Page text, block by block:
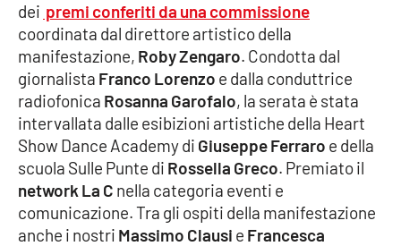
RUBRICHE
Good Morning Vietnam
Parchi Marini Calabria
Leggendo Alvaro insieme
Imprese Di Calabria
dei premi conferiti da una commissione
coordinata dal direttore artistico della
manifestazione, Roby Zengaro. Condotta dal
giornalista Franco Lorenzo e dalla conduttrice
radiofonica Rosanna Garofalo, la serata è stata
intervallata dalle esibizioni artistiche della Heart
Show Dance Academy di Giuseppe Ferraro e della
scuola Sulle Punte di Rossella Greco. Premiato il
network La C nella categoria eventi e
comunicazione. Tra gli ospiti della manifestazione
anche i nostri Massimo Clausi e Francesca